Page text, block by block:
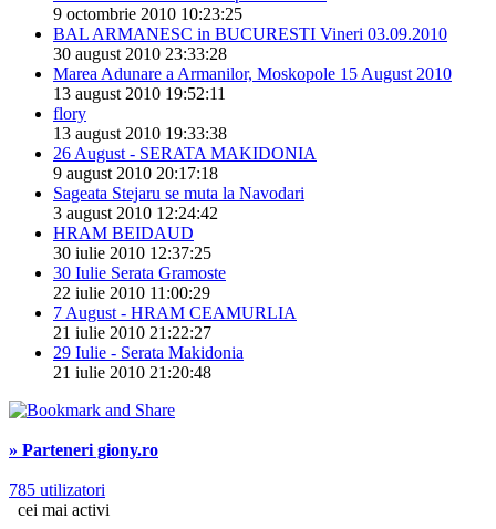
9 octombrie 2010 10:23:25
BAL ARMANESC in BUCURESTI Vineri 03.09.2010
30 august 2010 23:33:28
Marea Adunare a Armanilor, Moskopole 15 August 2010
13 august 2010 19:52:11
flory
13 august 2010 19:33:38
26 August - SERATA MAKIDONIA
9 august 2010 20:17:18
Sageata Stejaru se muta la Navodari
3 august 2010 12:24:42
HRAM BEIDAUD
30 iulie 2010 12:37:25
30 Iulie Serata Gramoste
22 iulie 2010 11:00:29
7 August - HRAM CEAMURLIA
21 iulie 2010 21:22:27
29 Iulie - Serata Makidonia
21 iulie 2010 21:20:48
» Parteneri giony.ro
785 utilizatori
cei mai activi